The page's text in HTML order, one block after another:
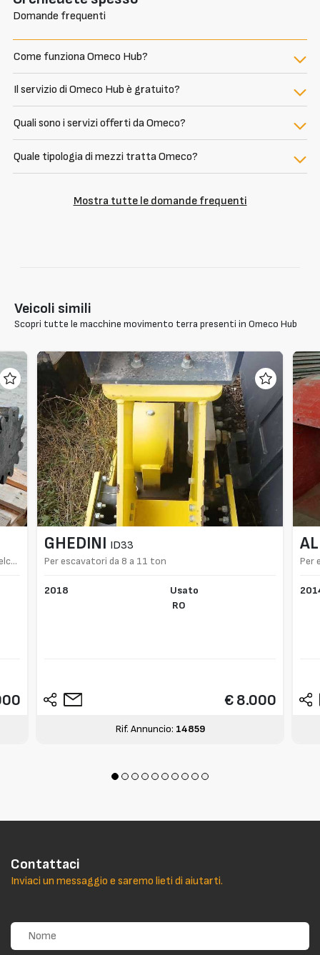
Domande frequenti
Come funziona Omeco Hub?
Il servizio di Omeco Hub è gratuito?
Quali sono i servizi offerti da Omeco?
Quale tipologia di mezzi tratta Omeco?
Mostra tutte le domande frequenti
Veicoli simili
Scopri tutte le macchine movimento terra presenti in Omeco Hub
GHEDINI ID33
Per escavatori da 8 a 11 ton
2018
Usato
RO
€ 8.000
Rif. Annuncio: 14859
Per
Contattaci
Inviaci un messaggio e saremo lieti di aiutarti.